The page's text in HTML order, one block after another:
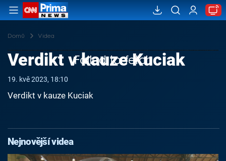
Domů Videa
Failed to fetch
Verdikt v kauze Kuciak
19. kvě 2023, 18:10
Verdikt v kauze Kuciak
Nejnovější videa